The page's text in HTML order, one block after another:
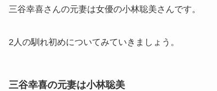
三谷幸喜さんの元妻は女優の小林聡美さんです。
2人の馴れ初めについてみていきましょう。
三谷幸喜の元妻は小林聡美